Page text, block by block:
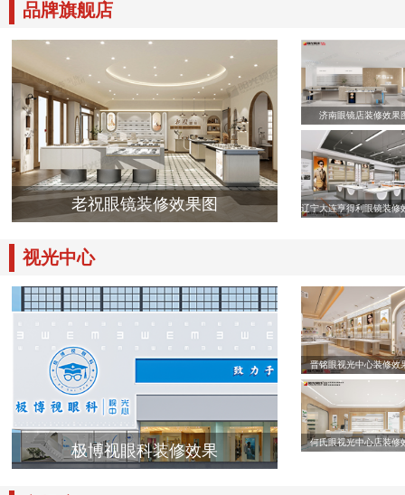
品牌旗舰店
老祝眼镜装修效果图
济南眼镜店装修效果
辽宁大连亨得利眼镜装修
视光中心
极博视眼科装修效果
晋铭眼视光中心装修效
何氏眼视光中心店装修